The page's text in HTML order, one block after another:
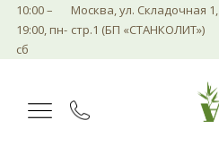
10:00 –
19:00, пн-
сб
Москва, ул. Складочная 1,
стр.1 (БП «СТАНКОЛИТ»)